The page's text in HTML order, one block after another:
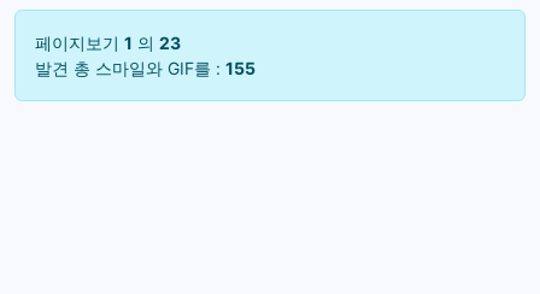
페이지보기 1 의 23
발견 총 스마일와 GIF를 : 155